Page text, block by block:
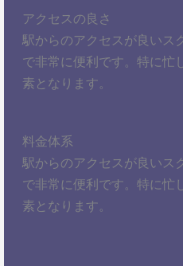
アクセスの良さ
駅からのアクセスが良いス
で非常に便利です。特に忙
素となります。
料金体系
駅からのアクセスが良いス
で非常に便利です。特に忙
素となります。